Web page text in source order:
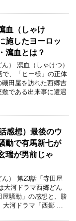
血（しゃけ
施したヨーロッ
瀉血とは？
） 瀉血（しゃけつ）
で、「ヒー様」の正体
田屋を訪れた西郷吉
である出来事に遭遇
感想）最後のウ
動で有馬新七が
瑞が男前じゃ
） 第23話「寺田屋
大河ドラマ西郷どん
屋騒動」の感想と、勝
大河ドラマ「西郷 …